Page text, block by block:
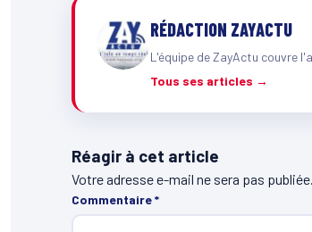
RÉDACTION ZAYACTU
L'équipe de ZayActu couvre
Tous ses articles →
Réagir à cet article
Votre adresse e-mail ne sera pas publiée.
Commentaire*